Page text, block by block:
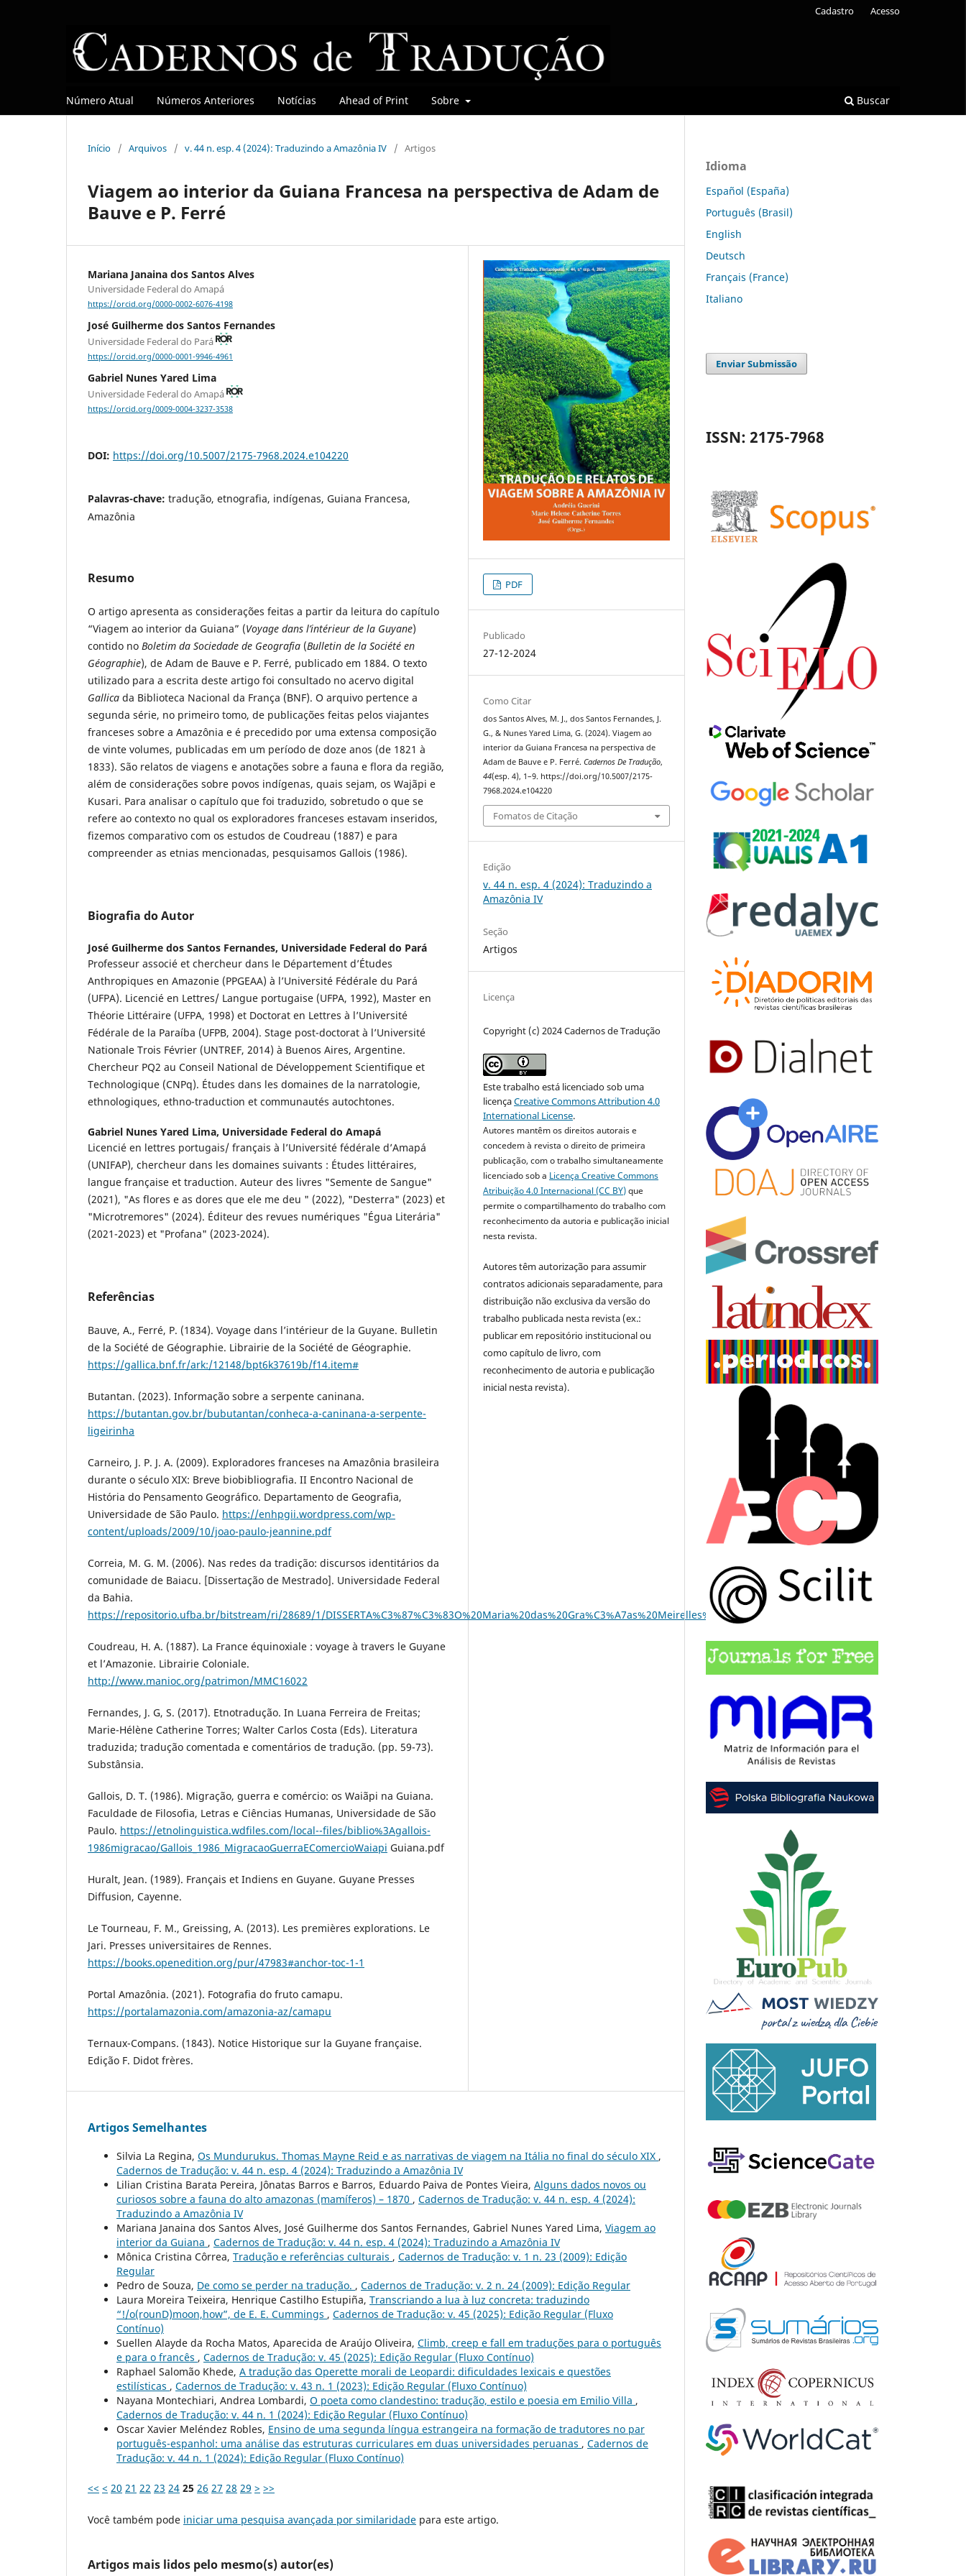
Número Atual Números Anteriores Notícias Ahead of Print Sobre Buscar
Cadastro Acesso
Início / Arquivos / v. 44 n. esp. 4 (2024): Traduzindo a Amazônia IV / Artigos
Viagem ao interior da Guiana Francesa na perspectiva de Adam de
Bauve e P. Ferré
Mariana Janaina dos Santos Alves
Universidade Federal do Amapá
https://orcid.org/0000-0002-6076-4198
José Guilherme dos Santos Fernandes
Universidade Federal do Pará
https://orcid.org/0000-0001-9946-4961
Gabriel Nunes Yared Lima
Universidade Federal do Amapá
https://orcid.org/0009-0004-3237-3538
DOI: https://doi.org/10.5007/2175-7968.2024.e104220
Palavras-chave: tradução, etnografia, indígenas, Guiana Francesa,
Amazônia
Resumo
O artigo apresenta as considerações feitas a partir da leitura do capítulo
“Viagem ao interior da Guiana” (Voyage dans l’intérieur de la Guyane)
contido no Boletim da Sociedade de Geografia (Bulletin de la Société en
Géographie), de Adam de Bauve e P. Ferré, publicado em 1884. O texto
utilizado para a escrita deste artigo foi consultado no acervo digital
Gallica da Biblioteca Nacional da França (BNF). O arquivo pertence a
segunda série, no primeiro tomo, de publicações feitas pelos viajantes
franceses sobre a Amazônia e é precedido por uma extensa composição
de vinte volumes, publicadas em um período de doze anos (de 1821 à
1833). São relatos de viagens e anotações sobre a fauna e flora da região,
além de considerações sobre povos indígenas, quais sejam, os Wajãpi e
Kusari. Para analisar o capítulo que foi traduzido, sobretudo o que se
refere ao contexto no qual os exploradores franceses estavam inseridos,
fizemos comparativo com os estudos de Coudreau (1887) e para
compreender as etnias mencionadas, pesquisamos Gallois (1986).
Biografia do Autor
José Guilherme dos Santos Fernandes, Universidade Federal do Pará
Professeur associé et chercheur dans le Département d’Études
Anthropiques en Amazonie (PPGEAA) à l’Université Fédérale du Pará
(UFPA). Licencié en Lettres/ Langue portugaise (UFPA, 1992), Master en
Théorie Littéraire (UFPA, 1998) et Doctorat en Lettres à l’Université
Fédérale de la Paraíba (UFPB, 2004). Stage post-doctorat à l’Université
Nationale Trois Février (UNTREF, 2014) à Buenos Aires, Argentine.
Chercheur PQ2 au Conseil National de Développement Scientifique et
Technologique (CNPq). Études dans les domaines de la narratologie,
ethnologiques, ethno-traduction et communautés autochtones.
Gabriel Nunes Yared Lima, Universidade Federal do Amapá
Licencié en lettres portugais/ français à l’Université fédérale d’Amapá
(UNIFAP), chercheur dans les domaines suivants : Études littéraires,
langue française et traduction. Auteur des livres "Semente de Sangue"
(2021), "As flores e as dores que ele me deu " (2022), "Desterra" (2023) et
"Microtremores" (2024). Éditeur des revues numériques "Égua Literária"
(2021-2023) et "Profana" (2023-2024).
Referências
Bauve, A., Ferré, P. (1834). Voyage dans l’intérieur de la Guyane. Bulletin
de la Société de Géographie. Librairie de la Société de Géographie.
https://gallica.bnf.fr/ark:/12148/bpt6k37619b/f14.item#
Butantan. (2023). Informação sobre a serpente caninana.
https://butantan.gov.br/bubutantan/conheca-a-caninana-a-serpente-
ligeirinha
Carneiro, J. P. J. A. (2009). Exploradores franceses na Amazônia brasileira
durante o século XIX: Breve biobibliografia. II Encontro Nacional de
História do Pensamento Geográfico. Departamento de Geografia,
Universidade de São Paulo. https://enhpgii.wordpress.com/wp-
content/uploads/2009/10/joao-paulo-jeannine.pdf
Correia, M. G. M. (2006). Nas redes da tradição: discursos identitários da
comunidade de Baiacu. [Dissertação de Mestrado]. Universidade Federal
da Bahia.
https://repositorio.ufba.br/bitstream/ri/28689/1/DISSERTA%C3%87%C3%83O%20Maria%20das%20Gra%C3%A7as%20Meirelles%20Correia.pdf
Coudreau, H. A. (1887). La France équinoxiale : voyage à travers le Guyane
et l’Amazonie. Librairie Coloniale.
http://www.manioc.org/patrimon/MMC16022
Fernandes, J. G, S. (2017). Etnotradução. In Luana Ferreira de Freitas;
Marie-Hélène Catherine Torres; Walter Carlos Costa (Eds). Literatura
traduzida; tradução comentada e comentários de tradução. (pp. 59-73).
Substânsia.
Gallois, D. T. (1986). Migração, guerra e comércio: os Waiãpi na Guiana.
Faculdade de Filosofia, Letras e Ciências Humanas, Universidade de São
Paulo. https://etnolinguistica.wdfiles.com/local--files/biblio%3Agallois-
1986migracao/Gallois_1986_MigracaoGuerraEComercioWaiapi Guiana.pdf
Huralt, Jean. (1989). Français et Indiens en Guyane. Guyane Presses
Diffusion, Cayenne.
Le Tourneau, F. M., Greissing, A. (2013). Les premières explorations. Le
Jari. Presses universitaires de Rennes.
https://books.openedition.org/pur/47983#anchor-toc-1-1
Portal Amazônia. (2021). Fotografia do fruto camapu.
https://portalamazonia.com/amazonia-az/camapu
Ternaux-Compans. (1843). Notice Historique sur la Guyane française.
Edição F. Didot frères.
PDF
Publicado
27-12-2024
Como Citar
dos Santos Alves, M. J., dos Santos Fernandes, J.
G., & Nunes Yared Lima, G. (2024). Viagem ao
interior da Guiana Francesa na perspectiva de
Adam de Bauve e P. Ferré.Cadernos De Tradução,
44(esp. 4), 1–9. https://doi.org/10.5007/2175-
7968.2024.e104220
Fomatos de Citação
Edição
v. 44 n. esp. 4 (2024): Traduzindo a
Amazônia IV
Seção
Artigos
Licença
Copyright (c) 2024 Cadernos de Tradução
Este trabalho está licenciado sob uma
licençaCreative Commons Attribution 4.0
International License.
Autores mantêm os direitos autorais e
concedem à revista o direito de primeira
publicação, com o trabalho simultaneamente
licenciado sob a Licença Creative Commons
Atribuição 4.0 Internacional (CC BY)que
permite o compartilhamento do trabalho com
reconhecimento da autoria e publicação inicial
nesta revista.
Autores têm autorização para assumir
contratos adicionais separadamente, para
distribuição não exclusiva da versão do
trabalho publicada nesta revista (ex.:
publicar em repositório institucional ou
como capítulo de livro, com
reconhecimento de autoria e publicação
inicial nesta revista).
Artigos Semelhantes
Silvia La Regina, Os Mundurukus. Thomas Mayne Reid e as narrativas de viagem na Itália no final do século XIX ,
Cadernos de Tradução: v. 44 n. esp. 4 (2024): Traduzindo a Amazônia IV
Lilian Cristina Barata Pereira, Jônatas Barros e Barros, Eduardo Paiva de Pontes Vieira, Alguns dados novos ou
curiosos sobre a fauna do alto amazonas (mamíferos) – 1870 , Cadernos de Tradução: v. 44 n. esp. 4 (2024):
Traduzindo a Amazônia IV
Mariana Janaina dos Santos Alves, José Guilherme dos Santos Fernandes, Gabriel Nunes Yared Lima, Viagem ao
interior da Guiana , Cadernos de Tradução: v. 44 n. esp. 4 (2024): Traduzindo a Amazônia IV
Mônica Cristina Côrrea, Tradução e referências culturais , Cadernos de Tradução: v. 1 n. 23 (2009): Edição
Regular
Pedro de Souza, De como se perder na tradução. , Cadernos de Tradução: v. 2 n. 24 (2009): Edição Regular
Laura Moreira Teixeira, Henrique Castilho Estupiña, Transcriando a lua à luz concreta: traduzindo
“!/o(rounD)moon,how”, de E. E. Cummings , Cadernos de Tradução: v. 45 (2025): Edição Regular (Fluxo
Contínuo)
Suellen Alayde da Rocha Matos, Aparecida de Araújo Oliveira, Climb, creep e fall em traduções para o português
e para o francês , Cadernos de Tradução: v. 45 (2025): Edição Regular (Fluxo Contínuo)
Raphael Salomão Khede, A tradução das Operette morali de Leopardi: dificuldades lexicais e questões
estilísticas , Cadernos de Tradução: v. 43 n. 1 (2023): Edição Regular (Fluxo Contínuo)
Nayana Montechiari, Andrea Lombardi, O poeta como clandestino: tradução, estilo e poesia em Emilio Villa ,
Cadernos de Tradução: v. 44 n. 1 (2024): Edição Regular (Fluxo Contínuo)
Oscar Xavier Meléndez Robles, Ensino de uma segunda língua estrangeira na formação de tradutores no par
português-espanhol: uma análise das estruturas curriculares em duas universidades peruanas , Cadernos de
Tradução: v. 44 n. 1 (2024): Edição Regular (Fluxo Contínuo)
<< < 20 21 22 23 24 25 26 27 28 29 > >>
Você também pode iniciar uma pesquisa avançada por similaridade para este artigo.
Artigos mais lidos pelo mesmo(s) autor(es)
Idioma
Español (España)
Português (Brasil)
English
Deutsch
Français (France)
Italiano
Enviar Submissão
ISSN: 2175-7968